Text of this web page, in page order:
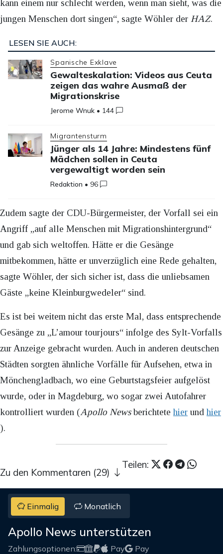
kann einem nur schlecht werden, wenn man sieht, was die
jungen Menschen dort singen“, sagte Wöhler der HAZ.
LESEN SIE AUCH:
Spanische Exklave
Gewalteskalation: Videos aus Ceuta
zeigen das wahre Ausmaß der
Migrationskrise
Jerome Wnuk • 144
Migrantensturm
Jünger als 14 Jahre: Mindestens fünf
Mädchen sollen in Ceuta
vergewaltigt worden sein
Redaktion • 96
Zudem sagte der CDU-Bürgermeister, der Vorfall sei ein
Angriff „auf alle Menschen mit Migrationshintergrund“
und gab sich weltoffen. Hätte er die Gesänge
mitbekommen, hätte er unverzüglich eine Rede gehalten,
sagte Wöhler, der sich sicher ist, dass die unliebsamen
Gäste „keine Kleinburgwedeler“ sind.
Es ist bei weitem nicht das erste Mal, dass entsprechende
Gesänge zu „L’amour tourjours“ infolge des Sylt-Vorfalls
zur Anzeige gebracht wurden. Auch in anderen deutschen
Städten sorgten ähnliche Vorfälle für Aufsehen, etwa in
Mönchengladbach, wo eine Geburtstagsfeier aufgelöst
wurde, oder in Magdeburg, wo sogar zwei Autofahrer
kontrolliert wurden (Apollo Newsberichtetehier undhier
).
Teilen:
Zu den Kommentaren (29)
Einmalig Monatlich
Apollo News unterstützen
Zahlungsoptionen: Pay
Pay